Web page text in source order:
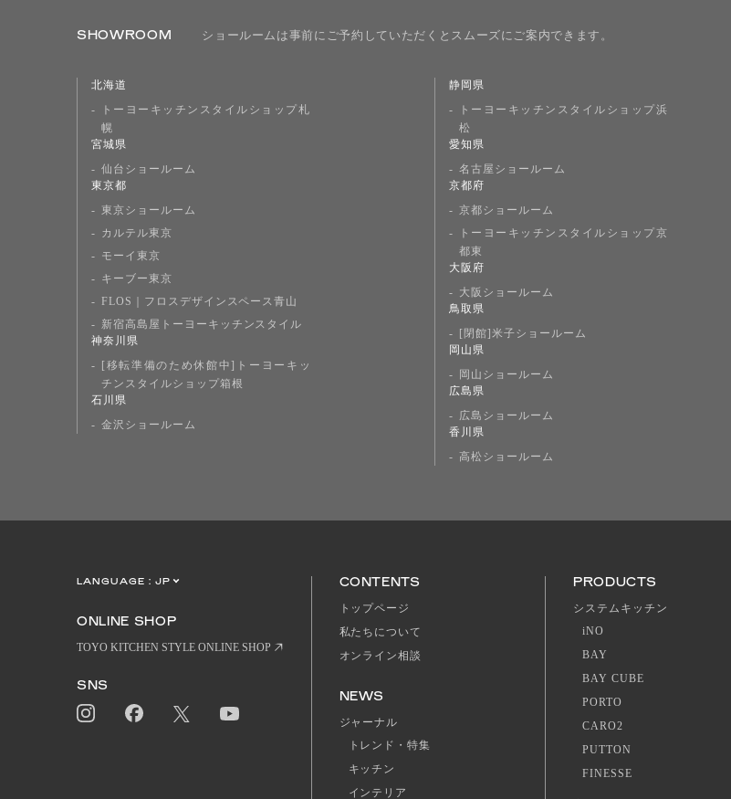
SHOWROOM ショールームは事前にご予約していただくとスムーズにご案内できます。
北海道
トーヨーキッチンスタイルショップ札
幌
宮城県
仙台ショールーム
東京都
東京ショールーム
カルテル東京
モーイ東京
キーブー東京
FLOS｜フロスデザインスペース青山
新宿高島屋トーヨーキッチンスタイル
神奈川県
[移転準備のため休館中]トーヨーキッ
チンスタイルショップ箱根
石川県
金沢ショールーム
静岡県
トーヨーキッチンスタイルショップ浜
松
愛知県
名古屋ショールーム
京都府
京都ショールーム
トーヨーキッチンスタイルショップ京
都東
大阪府
大阪ショールーム
鳥取県
[閉館]米子ショールーム
岡山県
岡山ショールーム
広島県
広島ショールーム
香川県
高松ショールーム
LANGUAGE : JP
ONLINE SHOP
TOYO KITCHEN STYLE ONLINE SHOP
SNS
CONTENTS
トップページ
私たちについて
オンライン相談
NEWS
ジャーナル
トレンド・特集
キッチン
インテリア
PRODUCTS
システムキッチン
iNO
BAY
BAY CUBE
PORTO
CARO2
PUTTON
FINESSE